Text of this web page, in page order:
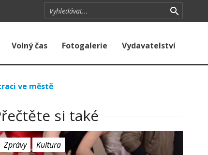
Volný čas Fotogalerie Vydavatelství
ve městě
si také
Zprávy Kultura